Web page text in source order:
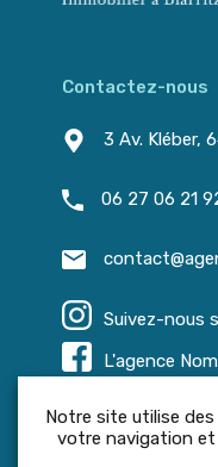
Contactez-nous
3 Av. Kléber,
06 27 06 21
Suivez-nous
L'agence
© Agence
Notre site utilise
votre navigation et